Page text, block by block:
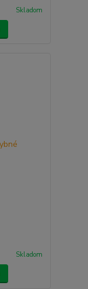
Skladom
Skladom